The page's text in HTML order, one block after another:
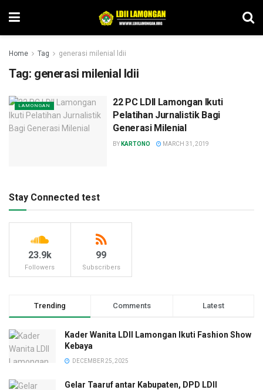
Home Tag generasi milenial ldii
Tag: generasi milenial ldii
LAMONGAN
22 PC LDII Lamongan Ikuti
Pelatihan Jurnalistik Bagi
Generasi Milenial
BY KARTONO MARCH 31, 2019
Stay Connected test
23.9k
Followers
99
Subscribers
Trending Comments Latest
Kader Wanita LDII Lamongan Ikuti Fashion Show
Kebaya
DECEMBER 25, 2025
Gelar Taaruf antar Kabupaten, DPD LDII